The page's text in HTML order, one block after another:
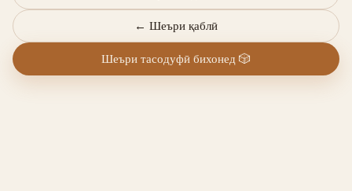
← Шеъри қаблӣ
Шеъри тасодуфӣ бихонед 🎲